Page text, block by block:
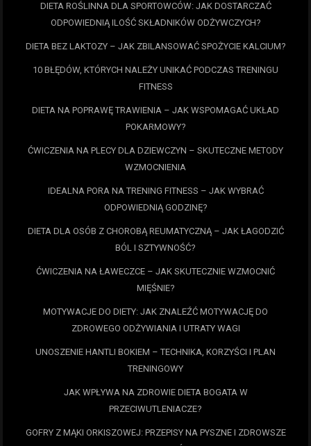
DIETA ROŚLINNA DLA SPORTOWCÓW: JAK DOSTARCZAĆ
ODPOWIEDNIĄ ILOŚĆ SKŁADNIKÓW ODŻYWCZYCH?
DIETA BEZ LAKTOZY – JAK ZBILANSOWAĆ SPOŻYCIE KALCIUM?
10 BŁĘDÓW, KTÓRYCH NALEŻY UNIKAĆ PODCZAS TRENINGU
FITNESS
DIETA NA POPRAWĘ TRAWIENIA – JAK WSPOMAGAĆ UKŁAD
POKARMOWY?
ĆWICZENIA NA PLECY DLA DZIEWCZYN – SKUTECZNE METODY
WZMOCNIENIA
IDEALNA PORA NA TRENING FITNESS – JAK WYBRAĆ
ODPOWIEDNIĄ GODZINĘ?
DIETA DLA OSÓB Z CHOROBĄ REUMATYCZNĄ – JAK ŁAGODZIĆ
BÓL I SZTYWNOŚĆ?
ĆWICZENIA NA ŁAWECZCE – JAK SKUTECZNIE WZMOCNIĆ
MIĘŚNIE?
MOTYWACJE DO DIETY: JAK ZNALEŹĆ MOTYWACJĘ DO
ZDROWEGO ODŻYWIANIA I UTRATY WAGI
UNOSZENIE HANTLI BOKIEM – TECHNIKA, KORZYŚCI I PLAN
TRENINGOWY
JAK WPŁYWA NA ZDROWIE DIETA BOGATA W
PRZECIWUTLENIACZE?
GOFRY Z MĄKI ORKISZOWEJ: PRZEPISY NA PYSZNE I ZDROWSZE